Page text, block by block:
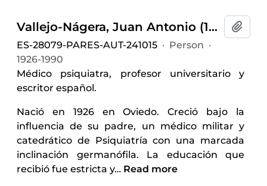
Vallejo-Nágera, Juan Antonio (1926-1990)
ES-28079-PARES-AUT-241015 · Person ·
1926-1990
Médico psiquiatra, profesor universitario y
escritor español.
Nació en 1926 en Oviedo. Creció bajo la
influencia de su padre, un médico militar y
catedrático de Psiquiatría con una marcada
inclinación germanófila. La educación que
recibió fue estricta y… Read more